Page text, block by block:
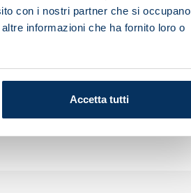
con i nostri partner che si occupano
informazioni che ha fornito loro o
Accetta tutti